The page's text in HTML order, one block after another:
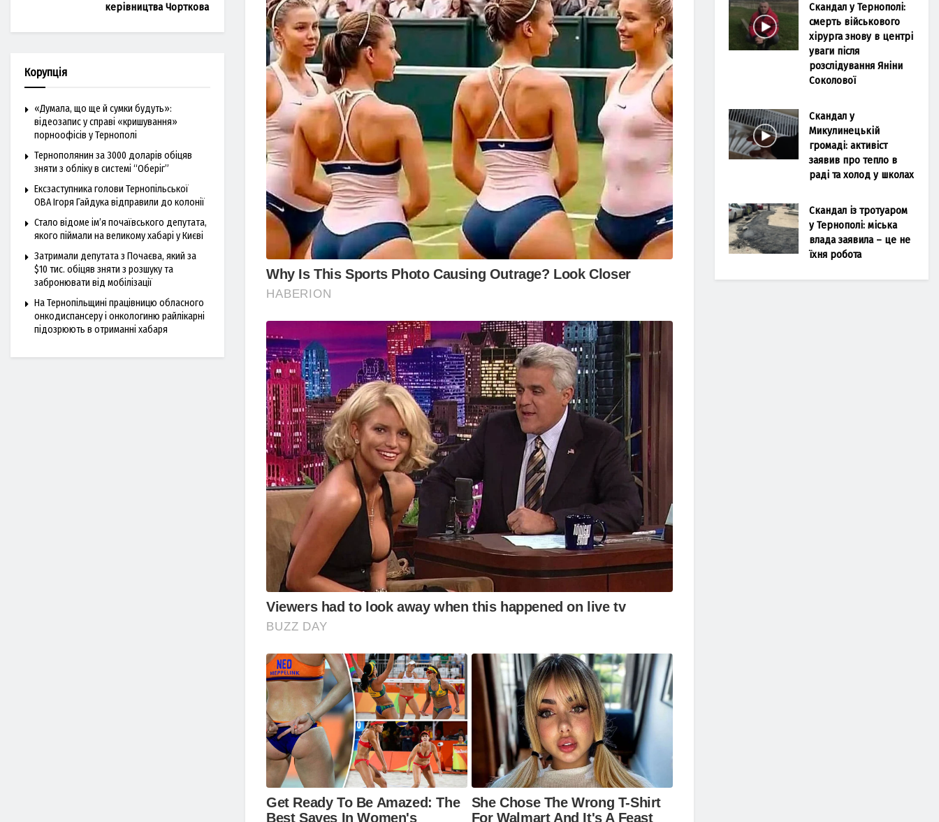
керівництва Чорткова
Корупція
«Думала, що ще й сумки будуть»:
відеозапис у справі «кришування»
порноофісів у Тернополі
Тернополянин за 3000 доларів обіцяв
зняти з обліку в системі “Оберіг”
Ексзаступника голови Тернопільської
ОВА Ігоря Гайдука відправили до колонії
Стало відоме ім’я почаївського депутата,
якого піймали на великому хабарі у Києві
Затримали депутата з Почаєва, який за
$10 тис. обіцяв зняти з розшуку та
забронювати від мобілізації
На Тернопільщині працівницю обласного
онкодиспансеру і онкологиню райлікарні
підозрюють в отриманні хабаря
Скандал у Тернополі:
смерть військового
хірурга знову в центрі
уваги після
розслідування Яніни
Соколової
Скандал у
Микулинецькій
громаді: активіст
заявив про тепло в
раді та холод у школах
Скандал із тротуаром
у Тернополі: міська
влада заявила – це не
їхня робота